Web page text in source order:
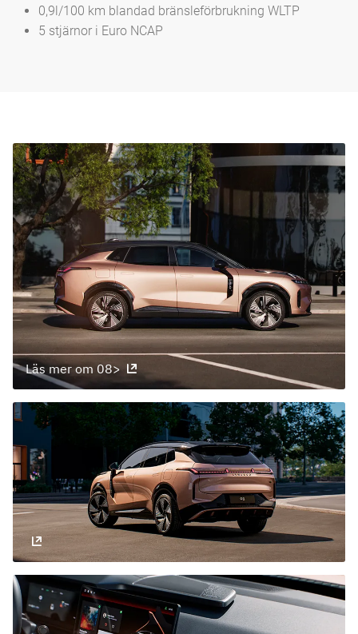
0,9l/100 km blandad bränsleförbrukning WLTP
5 stjärnor i Euro NCAP
Läs mer om 08>